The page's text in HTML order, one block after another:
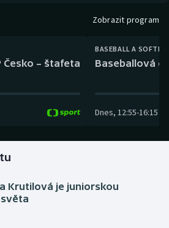
Zobrazit program
Česko – štafeta
BASEBALL A
Baseballová
Dnes, 12:55-16:15
Krutilová je juniorskou